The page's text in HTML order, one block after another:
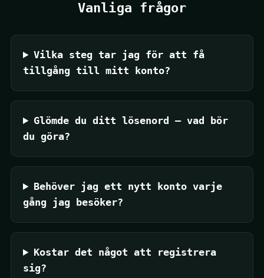
Vanliga frågor
Vilka steg tar jag för att få
tillgång till mitt konto?
Glömde du ditt lösenord — vad bör
du göra?
Behöver jag ett nytt konto varje
gång jag besöker?
Kostar det något att registrera
sig?